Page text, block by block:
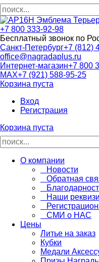
+7 800 333-92-98
Бесплатный звонок по
Санкт-Петербург+7 (812)
office@nagradaplus.ru
Интернет-магазин+7 800
MAX+7 (921) 588-95-25
Корзина пуста
Вход
Регистрация
Корзина пуста
О компании
Новости
Обратная
Наши
СМИ о НАС
Цены
Литье на заказ
Кубки
Медали